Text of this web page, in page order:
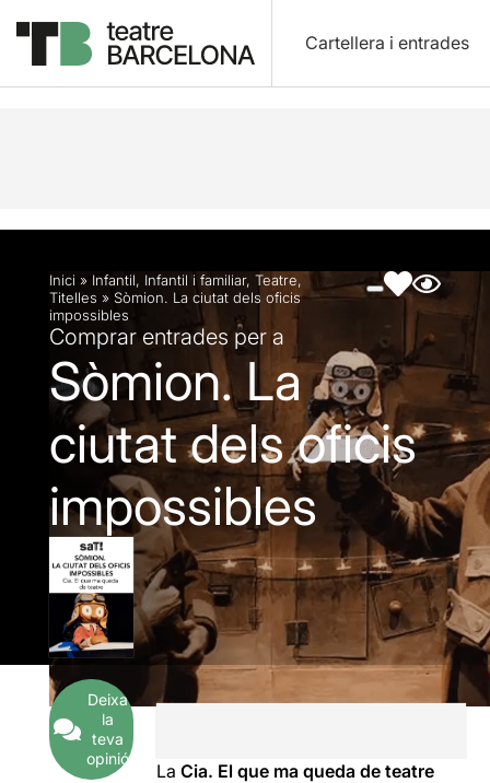
Cartellera i entrades
Descripció Fitxa artística Fotos i vídeos
Inici » Infantil, Infantil i familiar, Teatre,
Titelles » Sòmion. La ciutat dels oficis
impossibles
Comprar entrades per a
Sòmion. La
ciutat dels oficis
impossibles
Deixa
la
teva
opinió
LaCia. El que ma queda de teatre